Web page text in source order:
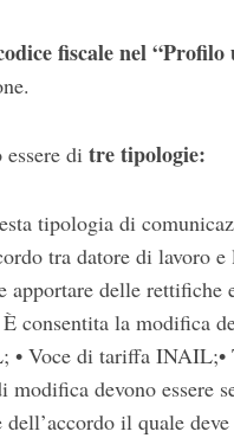
fiscale nel
di tre tipologie:
tipologia di
tra datore di lavoro e
apportare delle
consentita la modifica
Voce di tariffa INAIL;•
modifica devono essere
il quale